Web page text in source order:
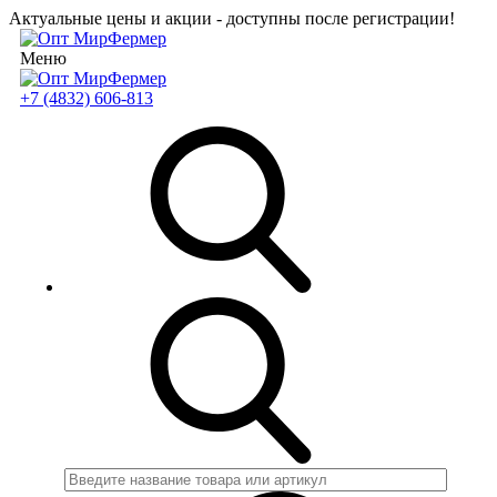
Актуальные цены и акции - доступны после регистрации!
Меню
+7 (4832) 606-813